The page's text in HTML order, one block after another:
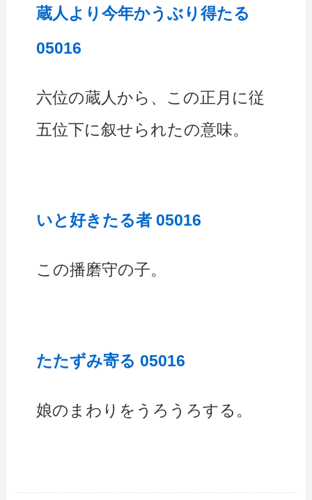
蔵人より今年かうぶり得たる
05016
六位の蔵人から、この正月に従
五位下に叙せられたの意味。
いと好きたる者 05016
この播磨守の子。
たたずみ寄る 05016
娘のまわりをうろうろする。